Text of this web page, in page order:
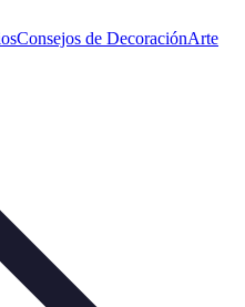
Consejos de DecoraciónArte